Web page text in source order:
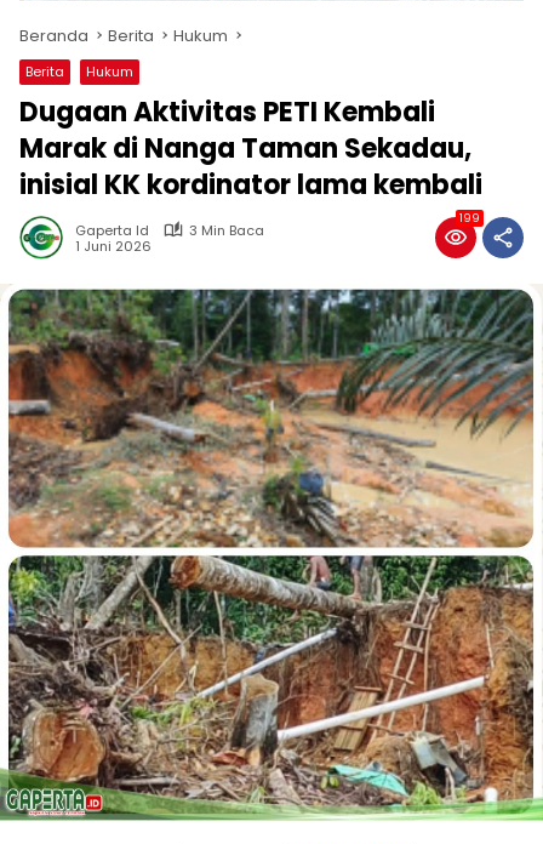
Beranda Berita Hukum
Berita Hukum
Dugaan Aktivitas PETI Kembali
Marak di Nanga Taman Sekadau,
inisial KK kordinator lama kembali
Gaperta Id
3 Min Baca
1 Juni 2026
199